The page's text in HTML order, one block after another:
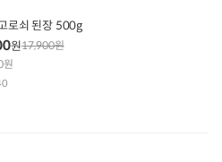
로쇠 된장 500g
원17,900원
원